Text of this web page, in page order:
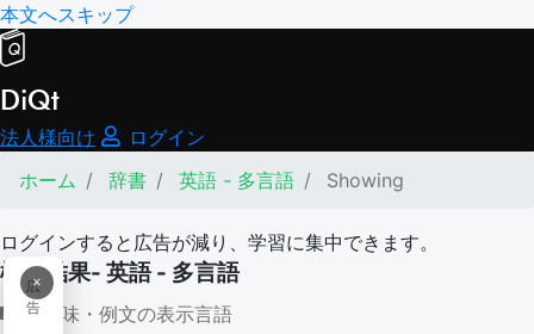
本文へスキップ
DiQt
法人様向け
ログイン
ホーム
辞書 英語 - 多言語 Showing
ログインすると広告が減り、学習に集中できます。
×
広
告
検索結果- 英語 - 多言語
意味・例文の表示言語